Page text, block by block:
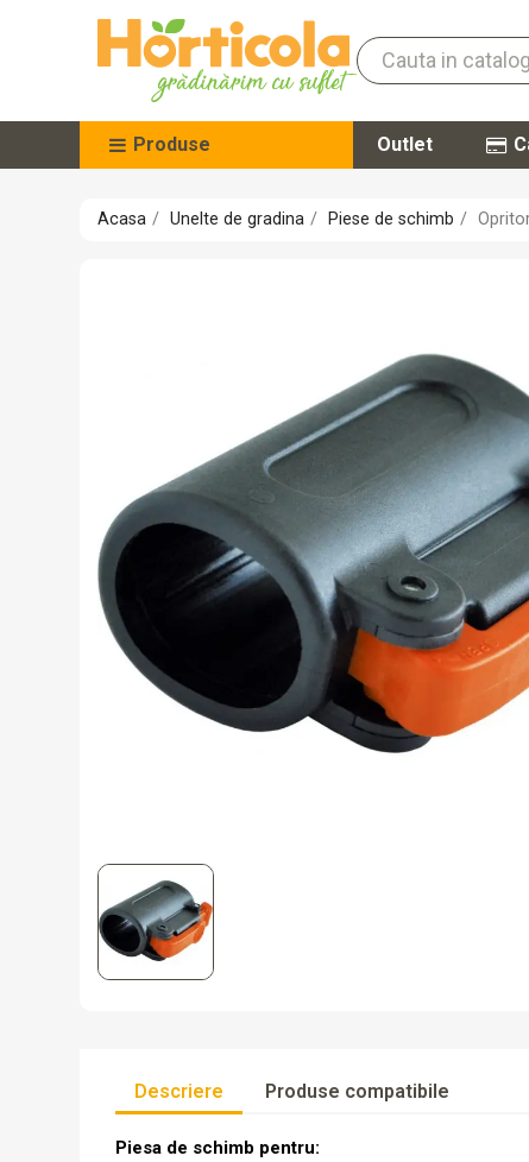
Produse Outlet
Acasa Unelte de gradina Piese de schimb
Descriere Produse compatibile
Piesa de schimb pentru: